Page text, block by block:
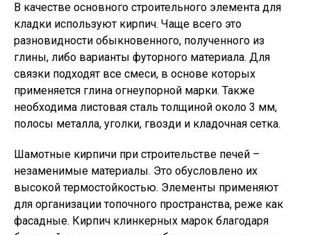
В качестве основного строительного элемента для
кладки используют кирпич. Чаще всего это
разновидности обыкновенного, полученного из
глины, либо варианты футорного материала. Для
связки подходят все смеси, в основе которых
применяется глина огнеупорной марки. Также
необходима листовая сталь толщиной около 3 мм,
полосы металла, уголки, гвозди и кладочная сетка.
Шамотные кирпичи при строительстве печей –
незаменимые материалы. Это обусловлено их
высокой термостойкостью. Элементы применяют
для организации топочного пространства, реже как
фасадные. Кирпич клинкерных марок благодаря